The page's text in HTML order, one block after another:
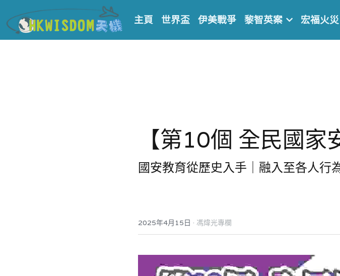
主頁 世界盃 伊美戰爭 黎智英案 宏福火災
【第10個 全民國
國安教育從歷史入手｜融入至各人行
2025年4月15日 · 馮煒光專欄